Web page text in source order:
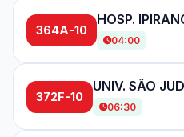
364A-10
04:00
372F-10
06:30